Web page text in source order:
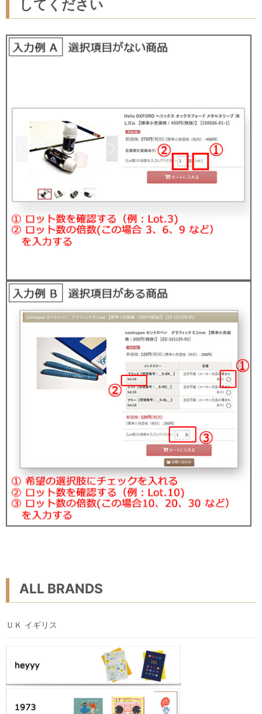
してください
ALL BRANDS
ＵＫ イギリス